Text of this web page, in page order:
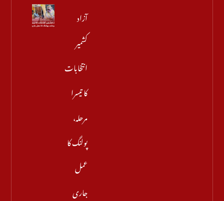
آزاد
کشمیر
انتخابات
کا تیسرا
مرحلہ،
پولنگ کا
عمل
جاری